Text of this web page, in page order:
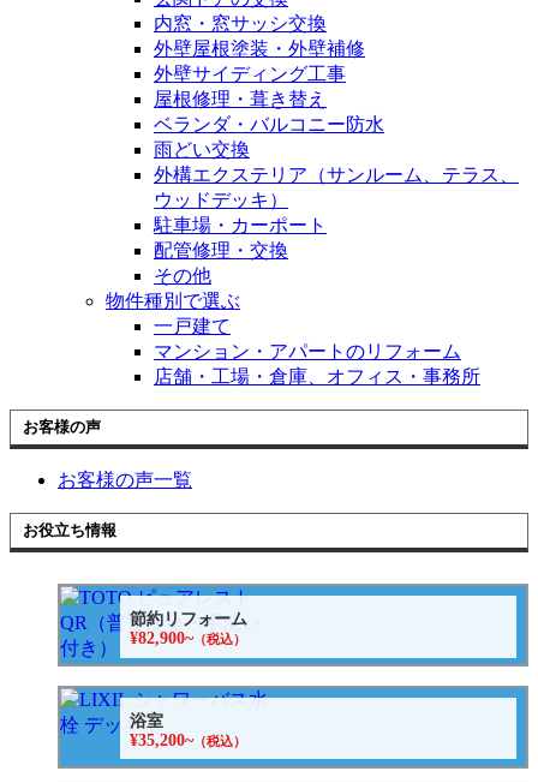
内窓・窓サッシ交換
外壁屋根塗装・外壁補修
外壁サイディング工事
屋根修理・葺き替え
ベランダ・バルコニー防水
雨どい交換
外構エクステリア（サンルーム、テラス、
ウッドデッキ）
駐車場・カーポート
配管修理・交換
その他
物件種別で選ぶ
一戸建て
マンション・アパートのリフォーム
店舗・工場・倉庫、オフィス・事務所
お客様の声
お客様の声一覧
お役立ち情報
節約リフォーム
¥82,900~（税込）
浴室
¥35,200~（税込）